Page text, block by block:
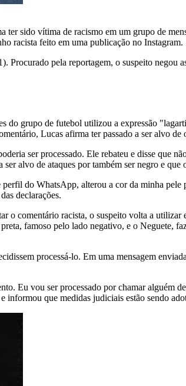
sido vítima de racismo em um grupo de
racista feito em uma publicação no Instagram.
pela reportagem, o suspeito negou
do grupo de futebol utilizou a expressão
Lucas afirma ter passado a ser alvo de
ser processado. Ele rebateu e disse que
alvo de ataques por também ser negro e
do WhatsApp, alterou a cor da minha
declarações.
o comentário racista, o suspeito volta a
famoso pelo lado negativo, e o Neguete,
processá-lo. Em uma mensagem
Eu vou ser processado por chamar alguém
informou que medidas judiciais estão sendo